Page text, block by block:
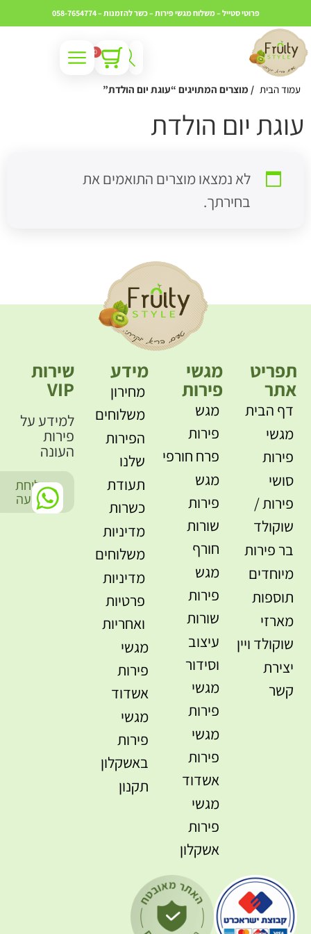
פרוטי סטייל – משלוח מגשי פירות – כשרלהזמנות – 058-7654774
0
עמוד הבית / מוצרים המתויגים “עוגת יום הולדת”
יום הולדת
לא נמצאו מוצרים התואמים את
בחירתך.
תפריט
אתר
דף הבית
מגשי
פירות
סושי
פירות /
שוקולד
בר פירות
מיוחדים
תוספות
מארזי
שוקולד ויין
יצירת
קשר
מגשי
פירות
מגש
פירות
פרח חורפי
מגש
פירות
שורות
חורף
מגש
פירות
שורות
עיצוב
וסידור
מגשי
פירות
מגשי
פירות
אשדוד
מגשי
פירות
אשקלון
מידע
מחירון
משלוחים
הפירות
שלנו
תעודת
כשרות
מדיניות
משלוחים
מדיניות
פרטיות
ואחריות
מגשי
פירות
אשדוד
מגשי
פירות
באשקלון
תקנון
שירות
VIP
למידע על
פירות
העונה
שליחת
הודעה